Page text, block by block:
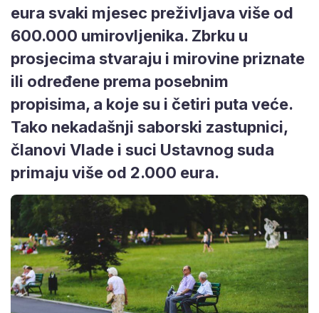
eura svaki mjesec preživljava više od
600.000 umirovljenika. Zbrku u
prosjecima stvaraju i mirovine priznate
ili određene prema posebnim
propisima, a koje su i četiri puta veće.
Tako nekadašnji saborski zastupnici,
članovi Vlade i suci Ustavnog suda
primaju više od 2.000 eura.